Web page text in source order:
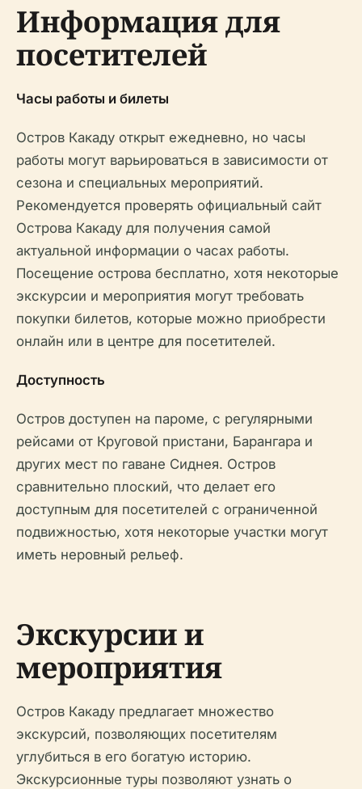
Информация для
посетителей
Часы работы и билеты
Остров Какаду открыт ежедневно, но часы
работы могут варьироваться в зависимости от
сезона и специальных мероприятий.
Рекомендуется проверять официальный сайт
Острова Какаду для получения самой
актуальной информации о часах работы.
Посещение острова бесплатно, хотя некоторые
экскурсии и мероприятия могут требовать
покупки билетов, которые можно приобрести
онлайн или в центре для посетителей.
Доступность
Остров доступен на пароме, с регулярными
рейсами от Круговой пристани, Барангара и
других мест по гаване Сиднея. Остров
сравнительно плоский, что делает его
доступным для посетителей с ограниченной
подвижностью, хотя некоторые участки могут
иметь неровный рельеф.
Экскурсии и
мероприятия
Остров Какаду предлагает множество
экскурсий, позволяющих посетителям
углубиться в его богатую историю.
Экскурсионные туры позволяют узнать о